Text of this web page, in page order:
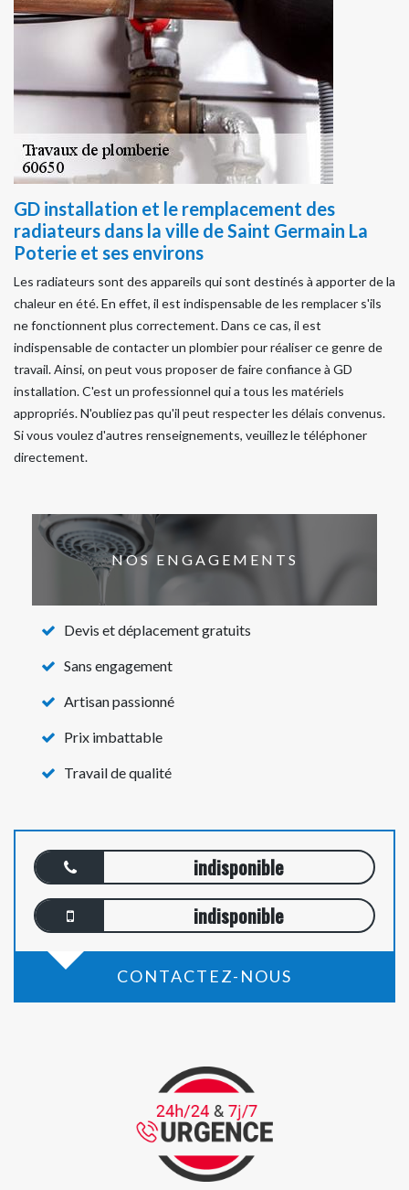
GD installation et le remplacement des
radiateurs dans la ville de Saint Germain La
Poterie et ses environs
Les radiateurs sont des appareils qui sont destinés à apporter de la
chaleur en été. En effet, il est indispensable de les remplacer s'ils
ne fonctionnent plus correctement. Dans ce cas, il est
indispensable de contacter un plombier pour réaliser ce genre de
travail. Ainsi, on peut vous proposer de faire confiance à GD
installation. C'est un professionnel qui a tous les matériels
appropriés. N'oubliez pas qu'il peut respecter les délais convenus.
Si vous voulez d'autres renseignements, veuillez le téléphoner
directement.
NOS ENGAGEMENTS
Devis et déplacement gratuits
Sans engagement
Artisan passionné
Prix imbattable
Travail de qualité
indisponible
indisponible
CONTACTEZ-NOUS